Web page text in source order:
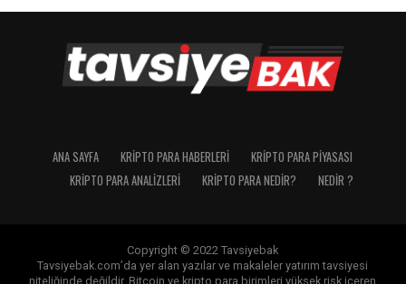
ANA SAYFA KRIPTO PARA HABERLERI
KRIPTO PARA PIYASASI
KRIPTO PARA ANALIZLERI
KRIPTO PARA NEDIR? NEDIR ?
Copyright © 2022 Tavsiyebak
Tavsiyebak.com’da yer alan yazılar ve makaleler yatırım tavsiyesi
niteliğinde değildir. Bitcoin ve kripto para birimleri yüksek risk içeren